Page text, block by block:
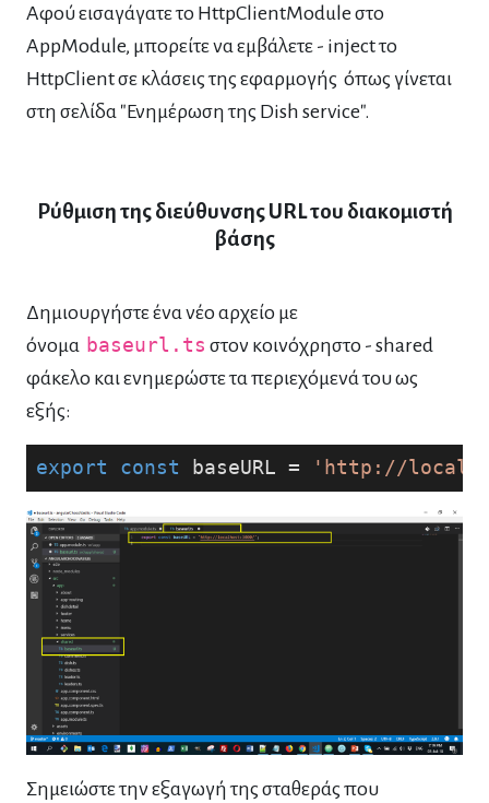
Αφού εισαγάγατε το HttpClientModule στο
AppModule, μπορείτε να εμβάλετε - inject το
HttpClient σε κλάσεις της εφαρμογής όπως γίνεται
στη σελίδα "Ενημέρωση της Dish service".
Ρύθμιση της διεύθυνσης URL του διακομιστή
βάσης
Δημιουργήστε ένα νέο αρχείο με
όνομα baseurl.ts στον κοινόχρηστο - shared
φάκελο και ενημερώστε τα περιεχόμενά του ως
εξής:
export const baseURL = 'http://
Σημειώστε την εξαγωγή της σταθεράς που